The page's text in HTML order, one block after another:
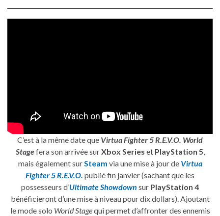
C’est à la même date que Virtua Fighter 5 R.E.V.O. World
Stagefera son arrivée surXbox Series et PlayStation 5,
mais également surSteam via une mise à jour de Virtua
Fighter 5 R.E.V.O. publié fin janvier (sachant que les
possesseurs d’Ultimate Showdown sur PlayStation 4
bénéficieront d’une mise à niveau pour dix dollars). Ajoutant
le mode solo World Stagequi permet d’affronter des ennemis